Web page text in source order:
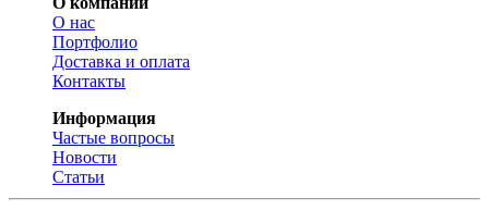
О нас
Портфолио
Доставка и оплата
Контакты
Информация
Частые вопросы
Новости
Статьи